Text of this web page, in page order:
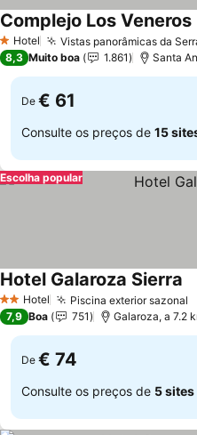
1 Estrelas
Hotel Vistas panorâmicas da
Complejo Los Veneros
8,3 Muito boa 1.861 Santa
De € 61
Consulte os preços de 15
Escolha popular
2 Estrelas
Hotel Piscina exterior sazonal
Hotel Galaroza Sierra
7,9 Boa 751 Galaroza, a 7.2
De € 74
Consulte os preços de 5 sites